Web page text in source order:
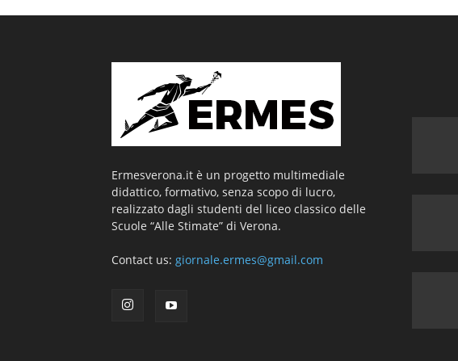
Ermesverona.it è un progetto multimediale
didattico, formativo, senza scopo di lucro,
realizzato dagli studenti del liceo classico delle
Scuole “Alle Stimate” di Verona.
Contact us: giornale.ermes@gmail.com